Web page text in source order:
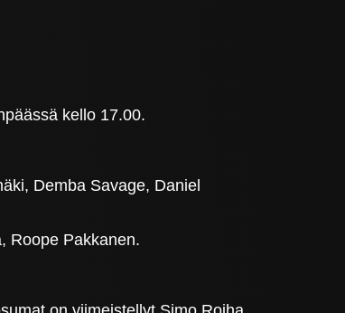
kello 17.00.
Demba Savage, Daniel
Roope Pakkanen.